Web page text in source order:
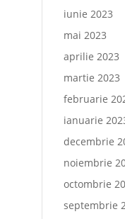
iunie 2023
mai 2023
aprilie 2023
martie 2023
februarie
ianuarie
decembrie
noiembrie
octombrie
septembrie